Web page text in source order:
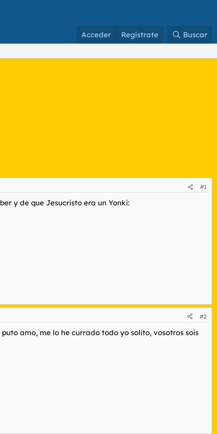
Acceder Regístrate Buscar
#1
y de que Jesucristo era un Yonki:
#2
amo, me lo he currado todo yo solito, vosotros sois